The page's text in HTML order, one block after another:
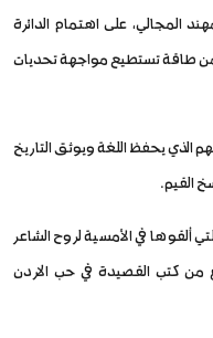
المجالي، على اهتمام الدائرة
من طاقة تستطيع مواجهة تحديات
الذي يحفظ اللغة ويوثق التاريخ
القيم.
ألقوها في الأمسية لروح الشاعر
من كتب القصيدة في حب الاردن